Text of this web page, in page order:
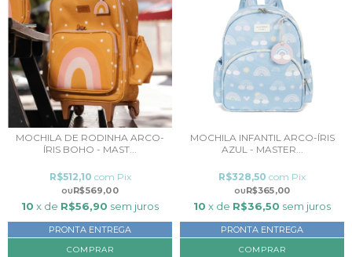
MOCHILA DE RODINHA ARCO-
ÍRIS BOHO - MAST...
R$569,00
R$512,10 com Pix
10 x de R$56,90 sem juros
PRONTA ENTREGA
MOCHILA INFANTIL ARCO-ÍRIS
AZUL - MASTER...
R$365,00
R$328,50 com Pix
10 x de R$36,50 sem juros
PRONTA ENTREGA